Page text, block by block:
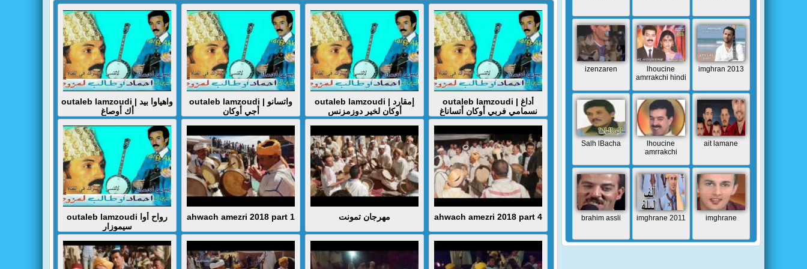
outaleb lamzoudi | واهياوا بيد
أك أوصاغ
outaleb lamzoudi | واتسانو
أجي أوكان
outaleb lamzoudi | إمقارد
أوكان لخير دوزمزنس
outaleb lamzoudi | أداغ
نسمامي فربي أوكان أتساناغ
outaleb lamzoudi رواح أوا
سيموزار
ahwach amezri 2018 part 1 مهرجان تمونت ahwach amezri 2018 part 4
izenzaren
lhoucine
amrrakchi hindi
imghran 2013
Salh lBacha
lhoucine
amrrakchi
ait lamane
brahim assli imghrane 2011 imghrane